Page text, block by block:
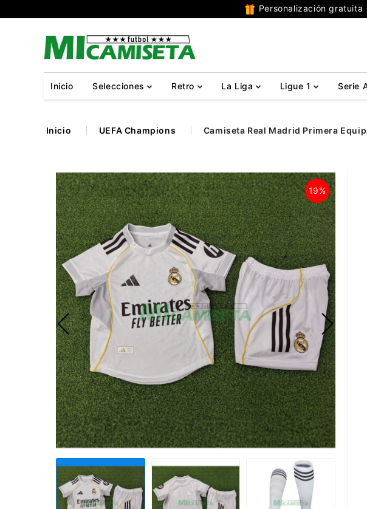
Personalización gratuita
Inicio Selecciones Retro La Liga Ligue 1 Serie
Inicio UEFA Champions Camiseta Real Madrid Primera
19%